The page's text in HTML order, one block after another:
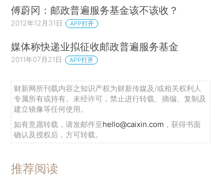
傅蔚冈：邮政普遍服务基金该不该收？
2012年12月31日 APP打开
媒体称快递业拟征收邮政普遍服务基金
2011年07月21日 APP打开
财新网所刊载内容之知识产权为财新传媒及/或相关权利人
专属所有或持有。未经许可，禁止进行转载、摘编、复制及
建立镜像等任何使用。
如有意愿转载，请发邮件至hello@caixin.com ，获得书面
确认及授权后，方可转载。
推荐阅读